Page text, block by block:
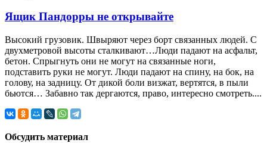
Ящик Пандорры не открывайте
Высокий грузовик. Швыряют через борт связанных людей. С
двухметровой высоты сталкивают…Люди падают на асфальт,
бетон. Спрыгнуть они не могут на связанные ноги,
подставить руки не могут. Люди падают на спину, на бок, на
голову, на задницу. От дикой боли визжат, вертятся, в пыли
бьются… Забавно так дергаются, право, интересно смотреть....
Обсудить материал